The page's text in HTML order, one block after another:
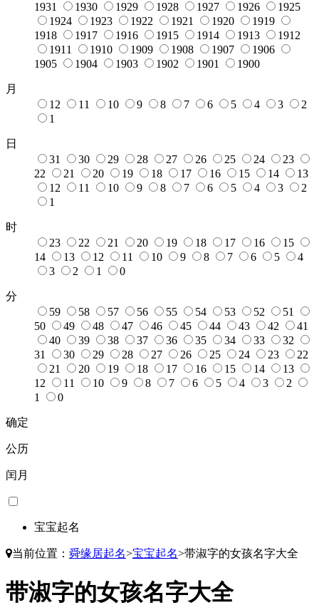
1931
1930 1929 1928 1927 1926
1925
1924
1923 1922 1921 1920
1919
1918
1917 1916 1915 1914 1913
1912
1911
1910 1909 1908 1907
1906
1905
1904 1903 1902 1901 1900
月
12
11 10 9 8 7 6 5 4 3
2
1
日
31
30 29 28 27 26 25 24
23
22
21 20 19 18 17 16 15 14
13
12
11 10 9 8 7 6 5 4 3
2
1
时
23
22 21 20 19 18 17 16
15
14
13 12 11 10 9 8 7 6 5
4
3
2 1 0
分
59
58 57 56 55 54 53 52
51
50
49 48 47 46 45 44 43 42
41
40
39 38 37 36 35 34 33
32
31
30 29 28 27 26 25 24 23
22
21
20 19 18 17 16 15 14
13
12
11 10 9 8 7 6 5 4 3
2
1
0
确定
公历
闰月
宝宝起名
当前位置： 舜缘居起名>宝宝起名>带淑字的女孩名字大全
带淑字的女孩名字大全